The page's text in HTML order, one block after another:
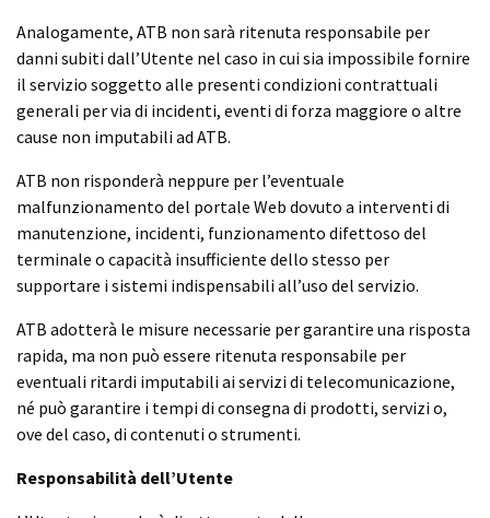
Analogamente, ATB non sarà ritenuta responsabile per
danni subiti dall’Utente nel caso in cui sia impossibile fornire
il servizio soggetto alle presenti condizioni contrattuali
generali per via di incidenti, eventi di forza maggiore o altre
cause non imputabili ad ATB.
ATB non risponderà neppure per l’eventuale
malfunzionamento del portale Web dovuto a interventi di
manutenzione, incidenti, funzionamento difettoso del
terminale o capacità insufficiente dello stesso per
supportare i sistemi indispensabili all’uso del servizio.
ATB adotterà le misure necessarie per garantire una risposta
rapida, ma non può essere ritenuta responsabile per
eventuali ritardi imputabili ai servizi di telecomunicazione,
né può garantire i tempi di consegna di prodotti, servizi o,
ove del caso, di contenuti o strumenti.
Responsabilità dell’Utente